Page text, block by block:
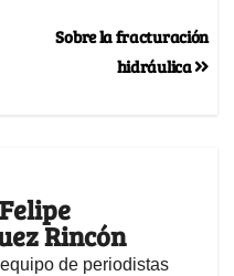
Sobre la fracturación
hidráulica
Rincón
de periodistas